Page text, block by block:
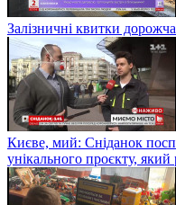
Залізничні квитки
Києве, мий: Сніданок
унікального проєкту,